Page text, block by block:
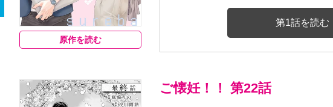
原作を読む
第1話を読む
ご懐妊！！ 第22話